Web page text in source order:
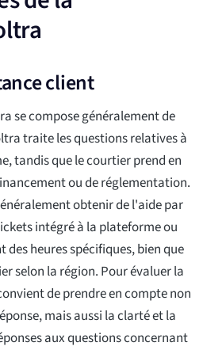
client
se compose généralement de
traite les questions relatives à
tandis que le courtier prend en
ou de réglementation.
obtenir de l'aide par
intégré à la plateforme ou
heures spécifiques, bien que
selon la région. Pour évaluer la
de prendre en compte non
mais aussi la clarté et la
aux questions concernant